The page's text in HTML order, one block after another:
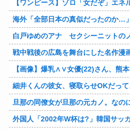
【ワンピース】ゾロ「女だぞ」エネル「見ればわかる」←こ
海外「全部日本の真似だったのか…」 日本の普通のテレビ番組
白戸ゆめのアナ セクシーニットのノース
戦中戦後の広島を舞台にした名作漫画『はだしのゲン』が全巻50％オフで買
【画像】爆乳∧∨女優(22)さん、熊本に寄付し
細井くんの彼女、寝取らせOKだっ
旦那の同僚女が旦那の元カノ。なのにしょっちゅうペアで仕事してて遅くまで残業したり二人で出張
外国人「2002年W杯は?」韓国サッカーに衝撃的不祥事！W杯予選でレ